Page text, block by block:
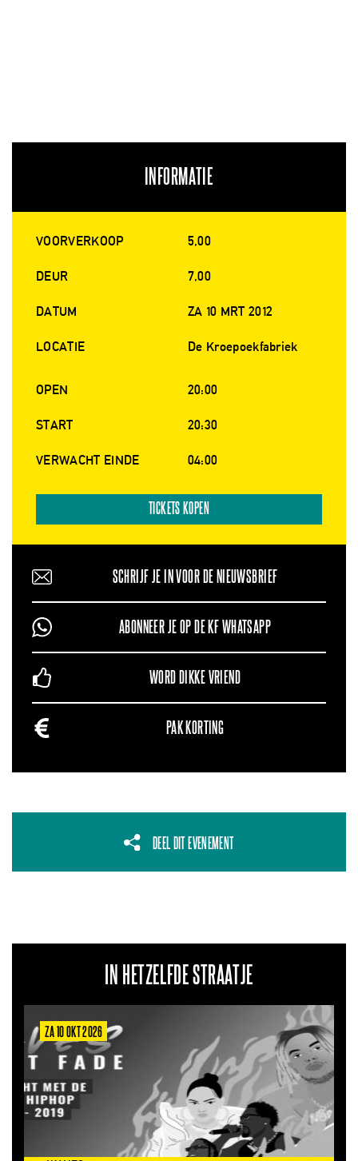
INFORMATIE
VOORVERKOOP 5,00
DEUR 7,00
DATUM ZA 10 MRT 2012
LOCATIE De Kroepoekfabriek
OPEN 20:00
START 20:30
VERWACHT EINDE 04:00
TICKETS KOPEN
SCHRIJF JE IN VOOR DE NIEUWSBRIEF
ABONNEER JE OP DE KF WHATSAPP
WORD DIKKE VRIEND
PAK KORTING
DEEL DIT EVENEMENT
IN HETZELFDE STRAATJE
ZA 10 OKT 2026